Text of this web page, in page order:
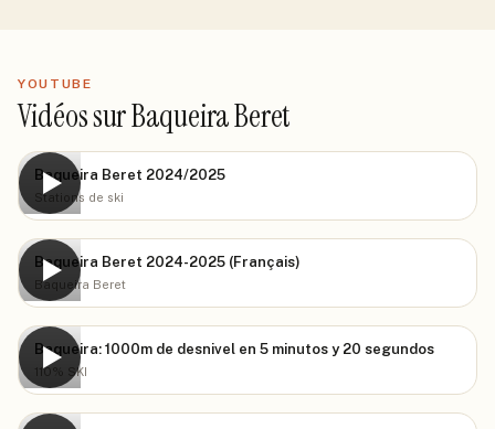
YOUTUBE
Vidéos sur Baqueira Beret
▶
Baqueira Beret 2024/2025
Stations de ski
▶
Baqueira Beret 2024-2025 (Français)
Baqueira Beret
▶
Baqueira: 1000m de desnivel en 5 minutos y 20 segundos
110% SKI